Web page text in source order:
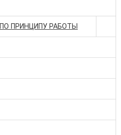
ПО ПРИНЦИПУ РАБОТЫ